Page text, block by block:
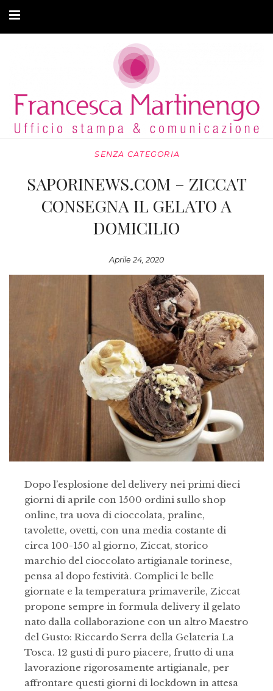
ARTICOLI
MODA ADATTIVA
PRIVACY
SENZA CATEGORIA
SAPORINEWS.COM – ZICCAT
CONSEGNA IL GELATO A
DOMICILIO
Aprile 24, 2020
Dopo l’esplosione del delivery nei primi dieci
giorni di aprile con 1500 ordini sullo shop
online, tra uova di cioccolata, praline,
tavolette, ovetti, con una media costante di
circa 100-150 al giorno, Ziccat, storico
marchio del cioccolato artigianale torinese,
pensa al dopo festività. Complici le belle
giornate e la temperatura primaverile, Ziccat
propone sempre in formula delivery il gelato
nato dalla collaborazione con un altro Maestro
del Gusto: Riccardo Serra della Gelateria La
Tosca. 12 gusti di puro piacere, frutto di una
lavorazione rigorosamente artigianale, per
affrontare questi giorni di lockdown in attesa